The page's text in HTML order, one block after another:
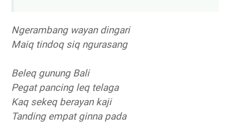
Ngerambang wayan dingari
Maiq tindoq siq ngurasang
Beleq gunung Bali
Pegat pancing leq telaga
Kaq sekeq berayan kaji
Tanding empat ginna pada